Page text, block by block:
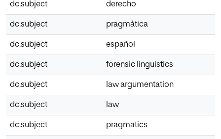
dc.subject derecho
dc.subject pragmática
dc.subject español
dc.subject forensic linguistics
dc.subject law argumentation
dc.subject law
dc.subject pragmatics